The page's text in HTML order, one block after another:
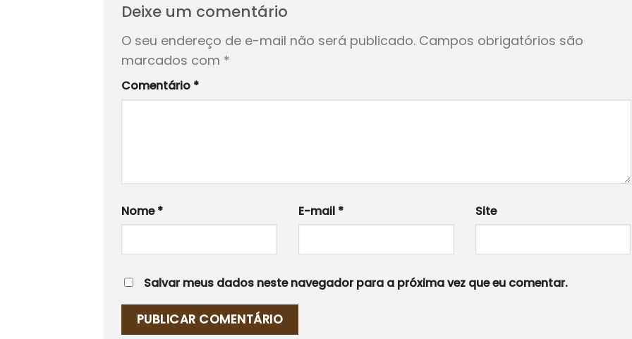
Deixe um comentário
O seu endereço de e-mail não será publicado. Campos obrigatórios são
marcados com *
Comentário *
Nome* E-mail * Site
Salvar meus dados neste navegador para a próxima vez que eu comentar.